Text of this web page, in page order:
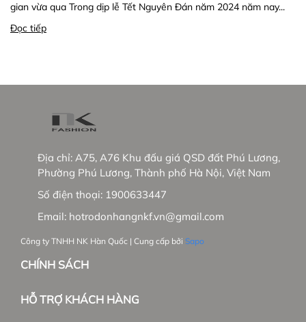
gian vừa qua Trong dịp lễ Tết Nguyên Đán năm 2024 năm nay...
Đọc tiếp
Địa chỉ: A75, A76 Khu đấu giá QSD đất Phú Lương,
Phường Phú Lương, Thành phố Hà Nội, Việt Nam
Số điện thoại: 1900633447
Email: hotrodonhangnkf.vn@gmail.com
Công ty TNHH NK Hàn Quốc | Cung cấp bởi Sapo
CHÍNH SÁCH
HỖ TRỢ KHÁCH HÀNG